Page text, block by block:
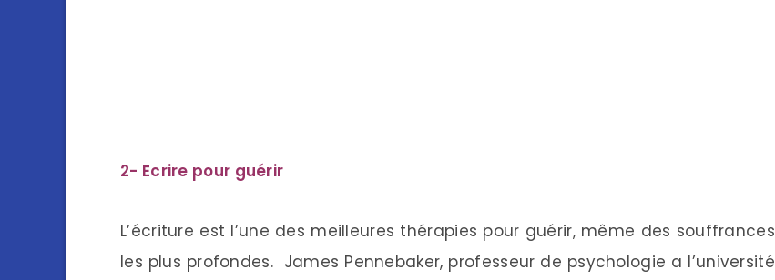
2- Ecrire pour guérir
L’écriture est l’une des meilleures thérapies pour guérir, même des souffrances
les plus profondes. James Pennebaker, professeur de psychologie a l’université